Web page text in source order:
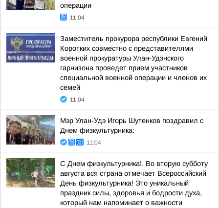
операции
11:04
Заместитель прокурора республики Евгений
Коротких совместно с представителями
военной прокуратуры Улан-Удэнского
гарнизона проведет прием участников
специальной военной операции и членов их
семей
11:04
Мэр Улан-Удэ Игорь Шутенков поздравил с
Днем физкультурника:
11:04
С Днем физкультурника!. Во вторую субботу
августа вся страна отмечает Всероссийский
День физкультурника! Это уникальный
праздник силы, здоровья и бодрости духа,
который нам напоминает о важности